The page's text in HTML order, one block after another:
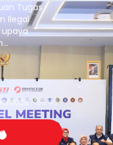
Tugas
Ilegal
upaya
digital yang
2026 - 09:45